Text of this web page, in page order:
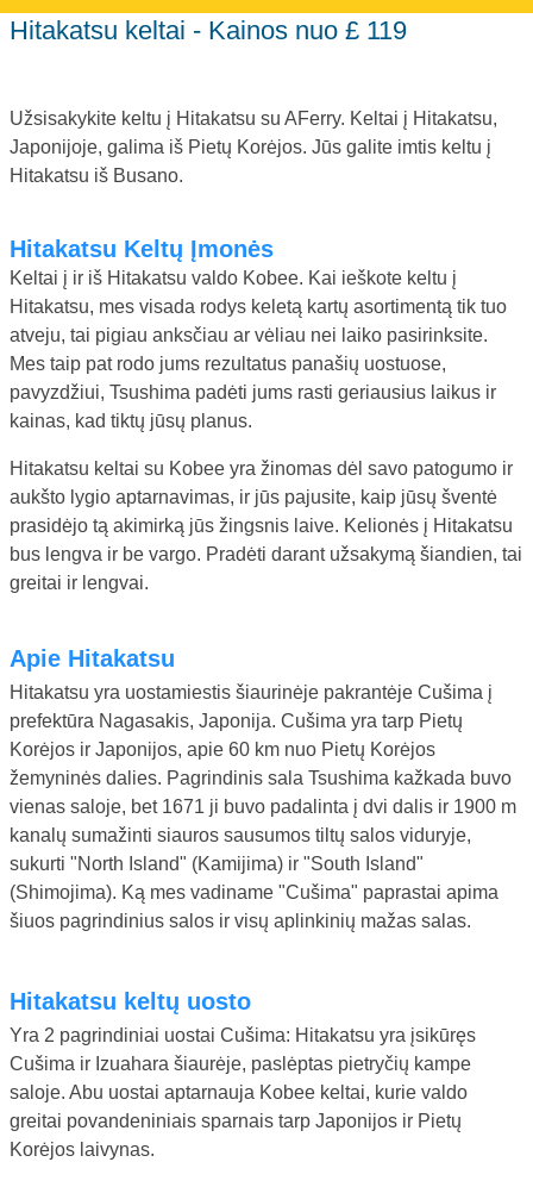
Hitakatsu keltai - Kainos nuo £ 119
Užsisakykite keltu į Hitakatsu su AFerry. Keltai į Hitakatsu,
Japonijoje, galima iš Pietų Korėjos. Jūs galite imtis keltu į
Hitakatsu iš Busano.
Hitakatsu Keltų Įmonės
Keltai į ir iš Hitakatsu valdo Kobee. Kai ieškote keltu į
Hitakatsu, mes visada rodys keletą kartų asortimentą tik tuo
atveju, tai pigiau anksčiau ar vėliau nei laiko pasirinksite.
Mes taip pat rodo jums rezultatus panašių uostuose,
pavyzdžiui, Tsushima padėti jums rasti geriausius laikus ir
kainas, kad tiktų jūsų planus.
Hitakatsu keltai su Kobee yra žinomas dėl savo patogumo ir
aukšto lygio aptarnavimas, ir jūs pajusite, kaip jūsų šventė
prasidėjo tą akimirką jūs žingsnis laive. Kelionės į Hitakatsu
bus lengva ir be vargo. Pradėti darant užsakymą šiandien, tai
greitai ir lengvai.
Apie Hitakatsu
Hitakatsu yra uostamiestis šiaurinėje pakrantėje Cušima į
prefektūra Nagasakis, Japonija. Cušima yra tarp Pietų
Korėjos ir Japonijos, apie 60 km nuo Pietų Korėjos
žemyninės dalies. Pagrindinis sala Tsushima kažkada buvo
vienas saloje, bet 1671 ji buvo padalinta į dvi dalis ir 1900 m
kanalų sumažinti siauros sausumos tiltų salos viduryje,
sukurti "North Island" (Kamijima) ir "South Island"
(Shimojima). Ką mes vadiname "Cušima" paprastai apima
šiuos pagrindinius salos ir visų aplinkinių mažas salas.
Hitakatsu keltų uosto
Yra 2 pagrindiniai uostai Cušima: Hitakatsu yra įsikūręs
Cušima ir Izuahara šiaurėje, paslėptas pietryčių kampe
saloje. Abu uostai aptarnauja Kobee keltai, kurie valdo
greitai povandeniniais sparnais tarp Japonijos ir Pietų
Korėjos laivynas.